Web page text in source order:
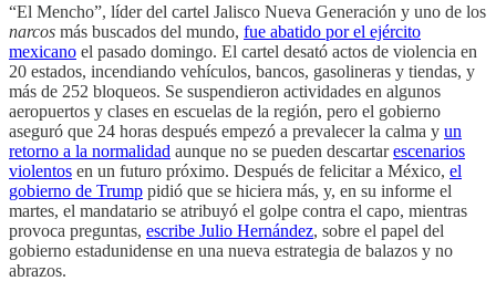
“El Mencho”, líder del cartel Jalisco Nueva Generación y uno de los
narcos más buscados del mundo, fue abatido por el ejército
mexicano el pasado domingo. El cartel desató actos de violencia en
20 estados, incendiando vehículos, bancos, gasolineras y tiendas, y
más de 252 bloqueos. Se suspendieron actividades en algunos
aeropuertos y clases en escuelas de la región, pero el gobierno
aseguró que 24 horas después empezó a prevalecer la calma y un
retorno a la normalidad aunque no se pueden descartarescenarios
violentos en un futuro próximo. Después de felicitar a México, el
gobierno de Trump pidió que se hiciera más, y, en su informe el
martes, el mandatario se atribuyó el golpe contra el capo, mientras
provoca preguntas, escribe Julio Hernández, sobre el papel del
gobierno estadunidense en una nueva estrategia de balazos y no
abrazos.